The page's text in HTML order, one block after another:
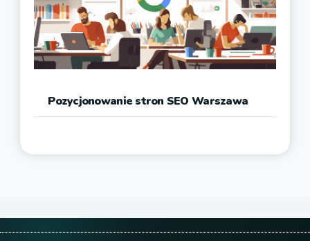
Pozycjonowanie stron SEO Warszawa